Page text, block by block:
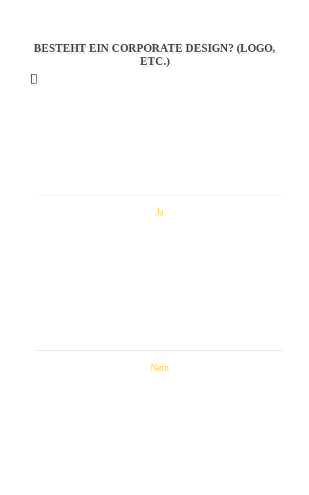
BESTEHT EIN CORPORATE DESIGN? (LOGO,
ETC.)
Ja
Nein